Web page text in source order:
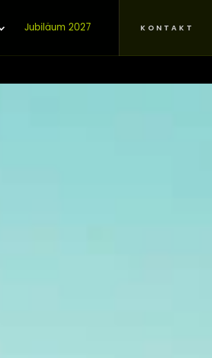
Jubiläum 2027 KONTAKT